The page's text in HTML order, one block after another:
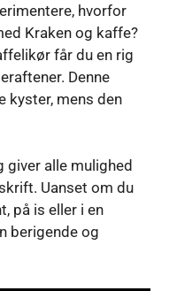
hvorfor
Kraken og kaffe?
får du en rig
Denne
kyster, mens den
giver alle mulighed
Uanset om du
på is eller i en
berigende og